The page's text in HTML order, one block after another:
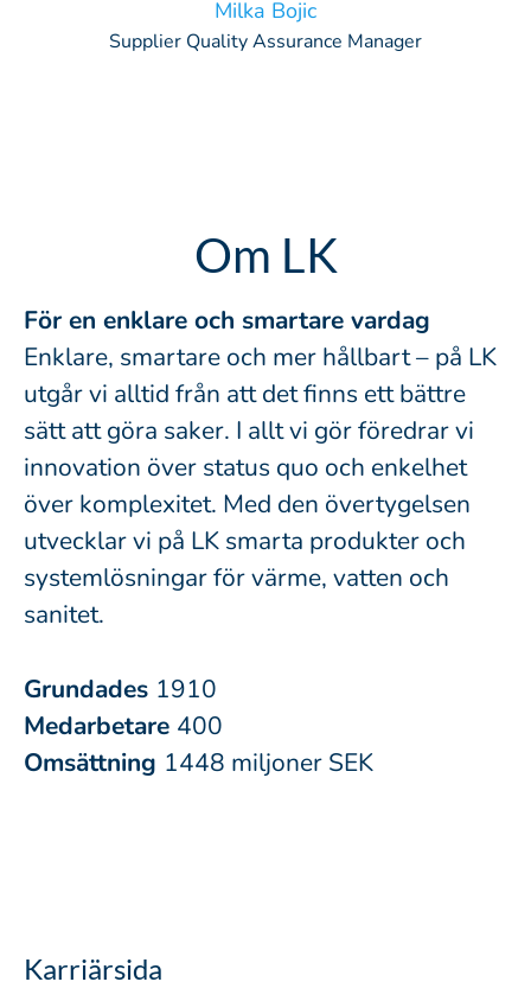
Milka Bojic
Supplier Quality Assurance Manager
Om LK
För en enklare och smartare vardag
Enklare, smartare och mer hållbart – på LK
utgår vi alltid från att det finns ett bättre
sätt att göra saker. I allt vi gör föredrar vi
innovation över status quo och enkelhet
över komplexitet. Med den övertygelsen
utvecklar vi på LK smarta produkter och
systemlösningar för värme, vatten och
sanitet.
Grundades 1910
Medarbetare 400
Omsättning 1448 miljoner SEK
Karriärsida